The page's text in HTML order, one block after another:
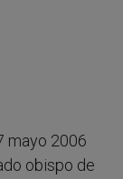
mayo 2006
obispo de